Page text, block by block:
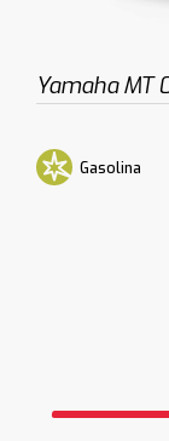
Yamaha MT
Gasolina